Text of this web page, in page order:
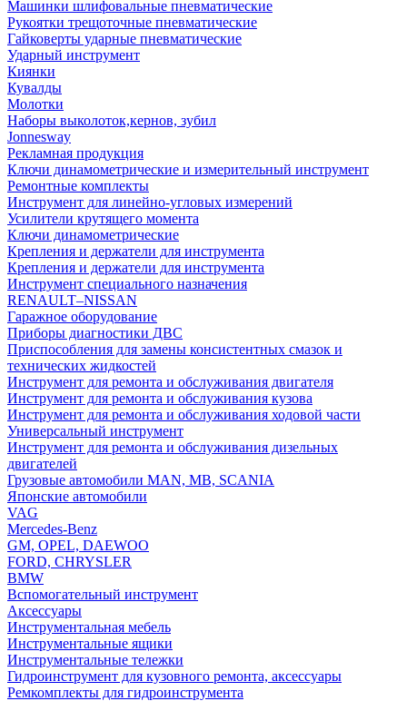
Машинки шлифовальные пневматические
Рукоятки трещоточные пневматические
Гайковерты ударные пневматические
Ударный инструмент
Киянки
Кувалды
Молотки
Наборы выколоток,кернов, зубил
Jonnesway
Рекламная продукция
Ключи динамометрические и измерительный инструмент
Ремонтные комплекты
Инструмент для линейно-угловых измерений
Усилители крутящего момента
Ключи динамометрические
Крепления и держатели для инструмента
Крепления и держатели для инструмента
Инструмент специального назначения
RENAULT–NISSAN
Гаражное оборудование
Приборы диагностики ДВС
Приспособления для замены консистентных смазок и
технических жидкостей
Инструмент для ремонта и обслуживания двигателя
Инструмент для ремонта и обслуживания кузова
Инструмент для ремонта и обслуживания ходовой части
Универсальный инструмент
Инструмент для ремонта и обслуживания дизельных
двигателей
Грузовые автомобили MAN, MB, SCANIA
Японские автомобили
VAG
Mercedes-Benz
GM, OPEL, DAEWOO
FORD, CHRYSLER
BMW
Вспомогательный инструмент
Аксессуары
Инструментальная мебель
Инструментальные ящики
Инструментальные тележки
Гидроинструмент для кузовного ремонта, аксессуары
Ремкомплекты для гидроинструмента